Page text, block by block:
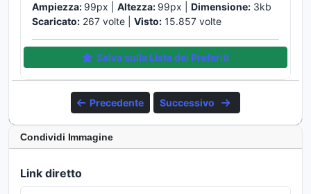
Ampiezza: 99px | Altezza: 99px | Dimensione: 3kb
Scaricato: 267 volte | Visto: 15.857 volte
Salva sulla Lista dei Preferiti
Precedente Successivo
Condividi Immagine
Link diretto